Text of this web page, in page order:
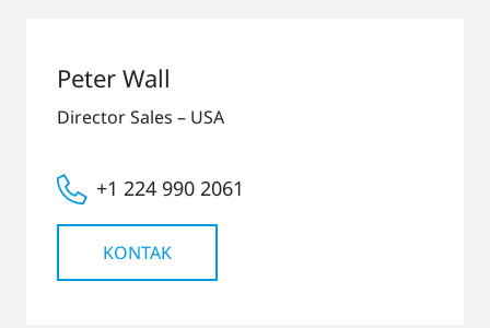
Peter Wall
Director Sales – USA
+1 224 990 2061
KONTAK